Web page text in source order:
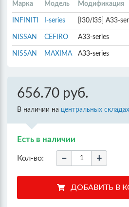
Марка Модель Модификация
INFINITI I-series [I30/l35] A33-
NISSAN CEFIRO A33-series
NISSAN MAXIMA A33-series
656.70 руб.
В наличии на центральных складах
Есть в наличии
Кол-во: − +